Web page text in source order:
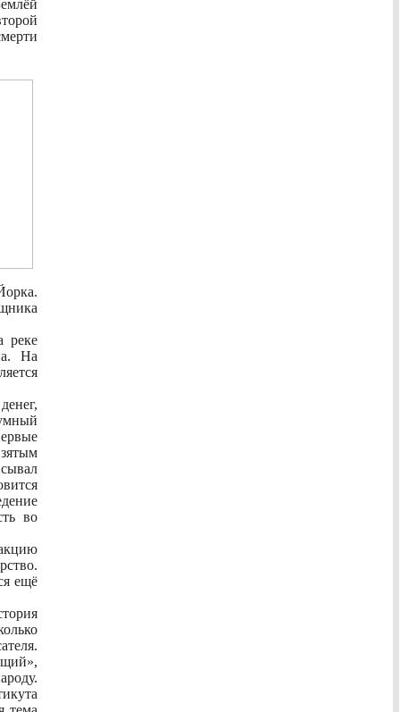
реке
На
во
ещё